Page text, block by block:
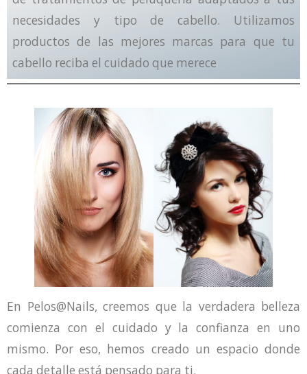
necesidades y tipo de cabello. Utilizamos
productos de las mejores marcas para que tu
cabello reciba el cuidado que merece
En Pelos@Nails, creemos que la verdadera belleza
comienza con el cuidado y la confianza en uno
mismo. Por eso, hemos creado un espacio donde
cada detalle está pensado para ti.